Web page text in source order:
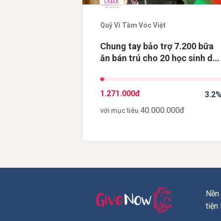
Quỹ Vì Tầm Vóc Việt
Chung tay bảo trợ 7.200 bữa
ăn bán trú cho 20 học sinh
Khau Dề, tỉnh Cao Bằng
1.271.000đ
với mục tiêu 40.000.000đ
tiện